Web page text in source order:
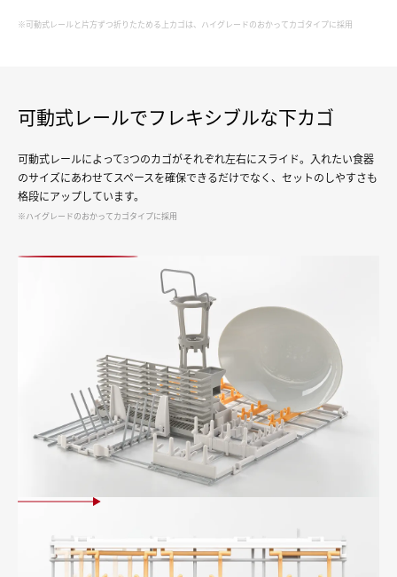
※可動式レールと片方ずつ折りたためる上カゴは、ハイグレードのおかってカゴタイプに採用
可動式レールでフレキシブルな下カゴ
可動式レールによって3つのカゴがそれぞれ左右にスライド。入れたい食器
のサイズにあわせてスペースを確保できるだけでなく、セットのしやすさも
格段にアップしています。
※ハイグレードのおかってカゴタイプに採用